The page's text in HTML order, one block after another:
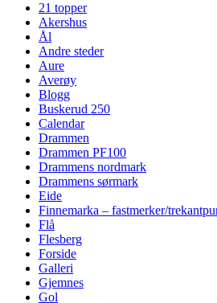
21 topper
Akershus
Ål
Andre steder
Aure
Averøy
Blogg
Buskerud 250
Calendar
Drammen
Drammen PF100
Drammens nordmark
Drammens sørmark
Eide
Finnemarka – fastmerker/
Flå
Flesberg
Forside
Galleri
Gjemnes
Gol